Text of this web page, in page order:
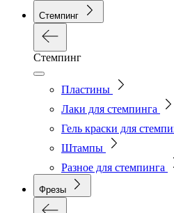
Стемпинг
Стемпинг
Пластины
Лаки для стемпинга
Гель краски для
Штампы
Разное для стемпинга
Фрезы